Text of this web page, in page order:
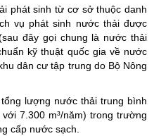
phát sinh từ cơ sở thuộc danh
vụ phát sinh nước thải được
đây gọi chung là nước thải
kỹ thuật quốc gia về nước
dân cư tập trung do Bộ Nông
lượng nước thải trung bình
7.300 m³/năm) trong trường
cấp nước sạch.